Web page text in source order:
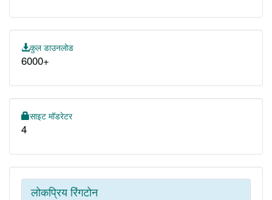
कुल डाउनलोड
6000+
साइट मॉडरेटर
4
लोकप्रिय रिंगटोन